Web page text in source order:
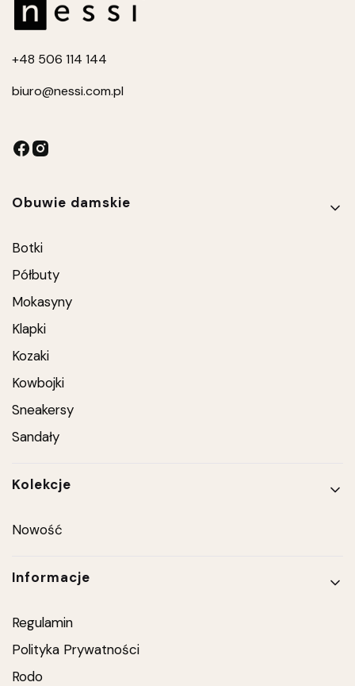
+48 506 114 144
biuro@nessi.com.pl
Linki w stopce
Obuwie damskie
Botki
Półbuty
Mokasyny
Klapki
Kozaki
Kowbojki
Sneakersy
Sandały
Kolekcje
Nowość
Informacje
Regulamin
Polityka Prywatności
Rodo